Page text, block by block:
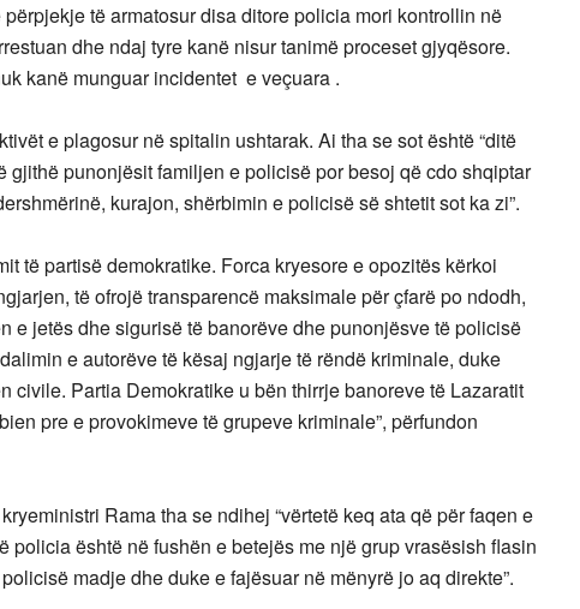
të armatosur disa ditore policia mori kontrollin në
dhe ndaj tyre kanë nisur tanimë proceset gjyqësore.
kanë munguar incidentet e veçuara .
e plagosur në spitalin ushtarak. Ai tha se sot është “ditë
gjithë punonjësit familjen e policisë por besoj që cdo shqiptar
kurajon, shërbimin e policisë së shtetit sot ka zi”.
të partisë demokratike. Forca kryesore e opozitës kërkoi
të ofrojë transparencë maksimale për çfarë po ndodh,
e jetës dhe sigurisë të banorëve dhe punonjësve të policisë
e autorëve të kësaj ngjarje të rëndë kriminale, duke
civile. Partia Demokratike u bën thirrje banoreve të Lazaratit
pre e provokimeve të grupeve kriminale”, përfundon
Rama tha se ndihej “vërtetë keq ata që për faqen e
policia është në fushën e betejës me një grup vrasësish flasin
madje dhe duke e fajësuar në mënyrë jo aq direkte”.